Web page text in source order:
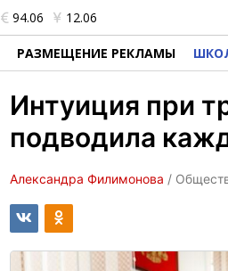
94.06 12.06
РАЗМЕЩЕНИЕ РЕКЛАМЫ
Интуиция при
подводила
Александра Филимонова /